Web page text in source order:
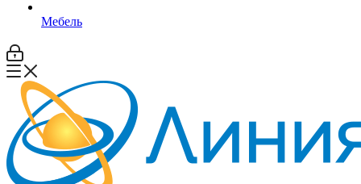
Мебель